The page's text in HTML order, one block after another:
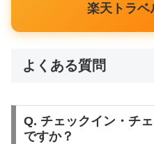
楽天トラベ
よくある質問
Q. チェックイン・チ
ですか？